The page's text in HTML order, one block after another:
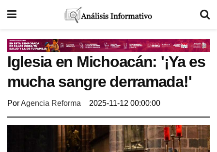
Iglesia en Michoacán: '¡Ya es
mucha sangre derramada!'
PorAgencia Reforma 2025-11-12 00:00:00